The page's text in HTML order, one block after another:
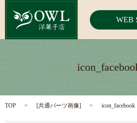
WEB
TOP [共通パーツ画像] icon_facebook